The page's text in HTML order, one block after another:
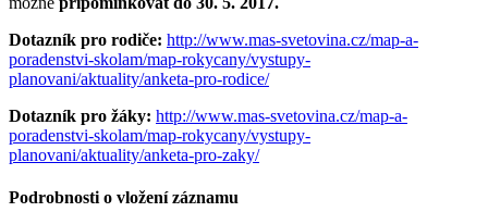
Dotazník pro rodiče: http://www.mas-svetovina.cz/map-a-
poradenstvi-skolam/map-rokycany/vystupy-
planovani/aktuality/anketa-pro-rodice/
Dotazník pro žáky: http://www.mas-svetovina.cz/map-a-
poradenstvi-skolam/map-rokycany/vystupy-
planovani/aktuality/anketa-pro-zaky/
Podrobnosti o vložení záznamu